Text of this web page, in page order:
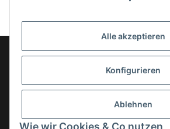
Alle akzeptieren
Konfigurieren
Ablehnen
Wie wir Cookies & Co nutzen
Gesetzliche Informationen